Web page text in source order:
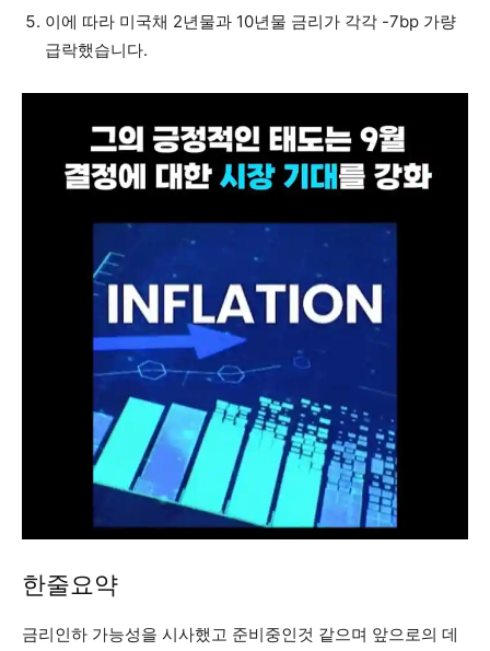
이에 따라 미국채 2년물과 10년물 금리가 각각 -7bp 가량
급락했습니다.
한줄요약
금리인하 가능성을 시사했고 준비중인것 같으며 앞으로의 데